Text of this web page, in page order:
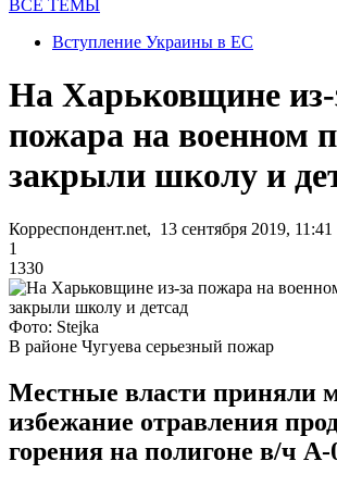
ВСЕ ТЕМЫ
Вступление Украины в ЕС
На Харьковщине из-
пожара на военном
закрыли школу и
Корреспондент.net, 13 сентября 2019, 11:41
1
1330
Фото: Stejka
В районе Чугуева серьезный пожар
Местные власти приняли
избежание отравления
горения на полигоне в/ч А-